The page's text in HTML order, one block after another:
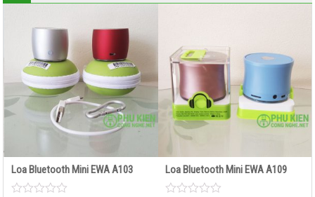
Loa Bluetooth Mini EWA A103 Loa Bluetooth Mini EWA A109